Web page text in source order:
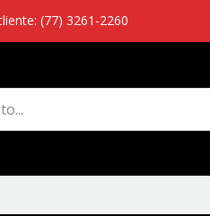
(77) 3261-2260